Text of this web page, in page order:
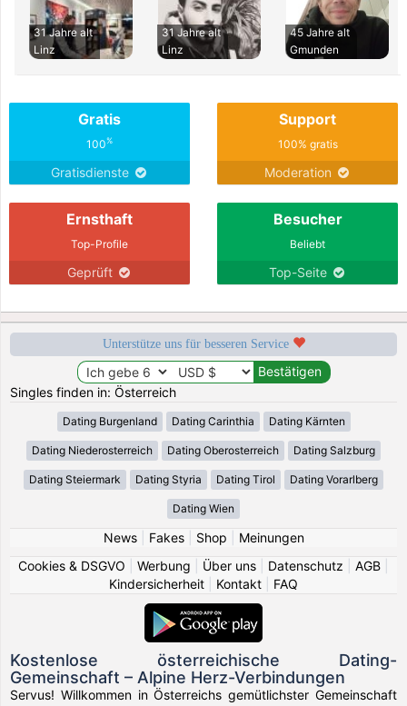
31 Jahre alt
Linz
31 Jahre alt
Linz
45 Jahre alt
Gmunden
Gratis
100%
Gratisdienste
Support
100% gratis
Moderation
Ernsthaft
Top-Profile
Geprüft
Besucher
Beliebt
Top-Seite
Unterstütze uns für besseren Service
Singles finden in: Österreich
Dating Burgenland Dating Carinthia Dating Kärnten
Dating Niederosterreich Dating Oberosterreich Dating Salzburg
Dating Steiermark Dating Styria Dating Tirol Dating Vorarlberg
Dating Wien
News| Fakes| Shop
Meinungen
Cookies & DSGVO
Werbung Über uns Datenschutz AGB
Kindersicherheit
Kontakt FAQ
Kostenlose österreichische Dating-
Gemeinschaft – Alpine Herz-Verbindungen
Servus! Willkommen in Österreichs gemütlichster Gemeinschaft